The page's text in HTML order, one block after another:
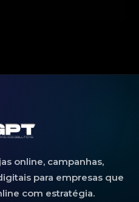
online, campanhas,
para empresas que
com estratégia.